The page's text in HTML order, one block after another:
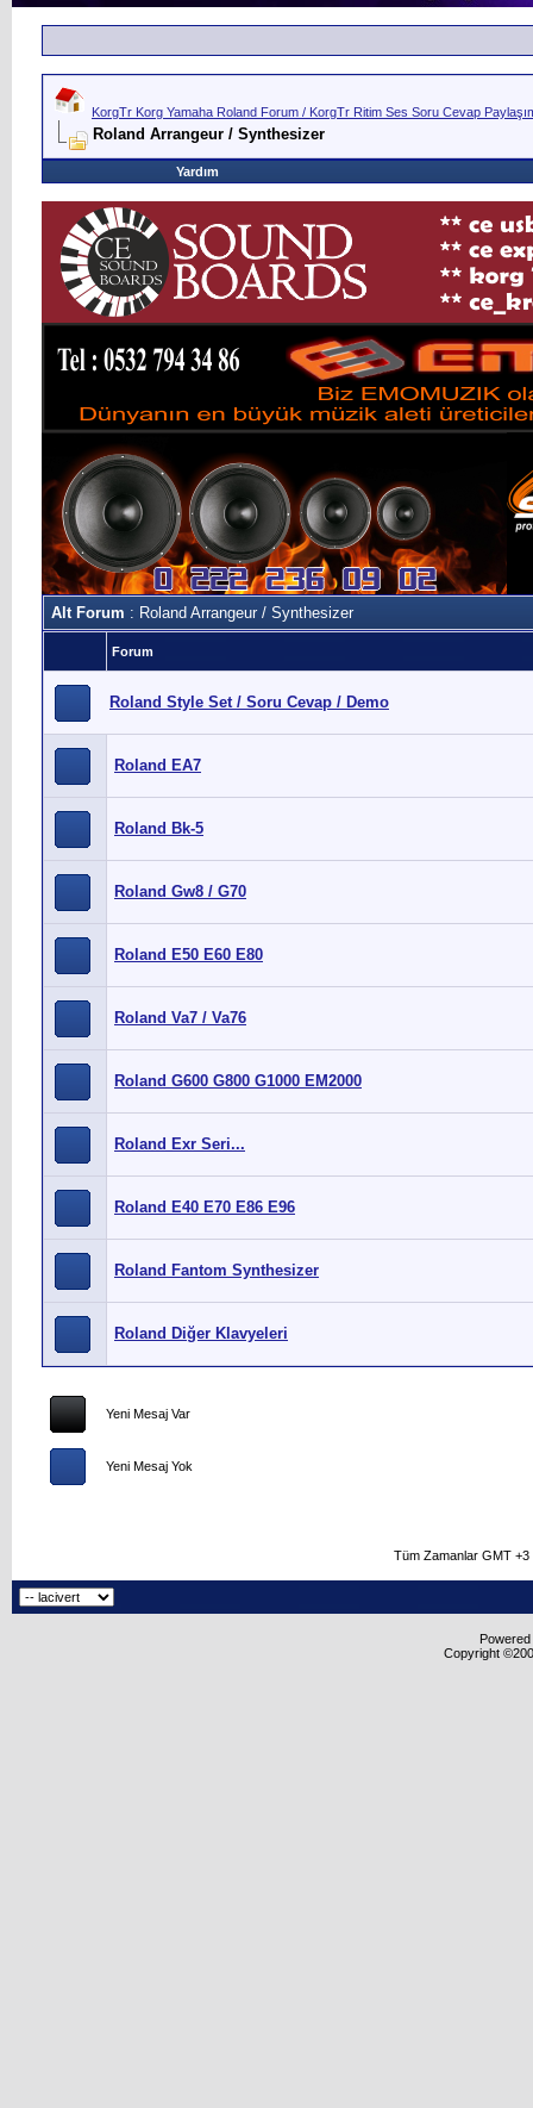
KorgTr Korg Yamaha Roland Forum / KorgTr Ritim Ses Soru Cevap
Roland Arrangeur / Synthesizer
Yardım
Alt Forum : Roland Arrangeur / Synthesizer
Forum
Roland Style Set / Soru Cevap / Demo
Roland EA7
Roland Bk-5
Roland Gw8 / G70
Roland E50 E60 E80
Roland Va7 / Va76
Roland G600 G800 G1000 EM2000
Roland Exr Seri...
Roland E40 E70 E86 E96
Roland Fantom Synthesizer
Roland Diğer Klavyeleri
Yeni Mesaj Var
Yeni Mesaj Yok
Tüm Zamanlar GMT
Copyright